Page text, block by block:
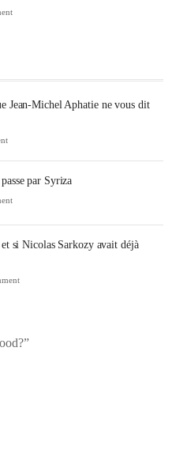
Jean-Michel Aphatie ne vous dit
par Syriza
si Nicolas Sarkozy avait déjà